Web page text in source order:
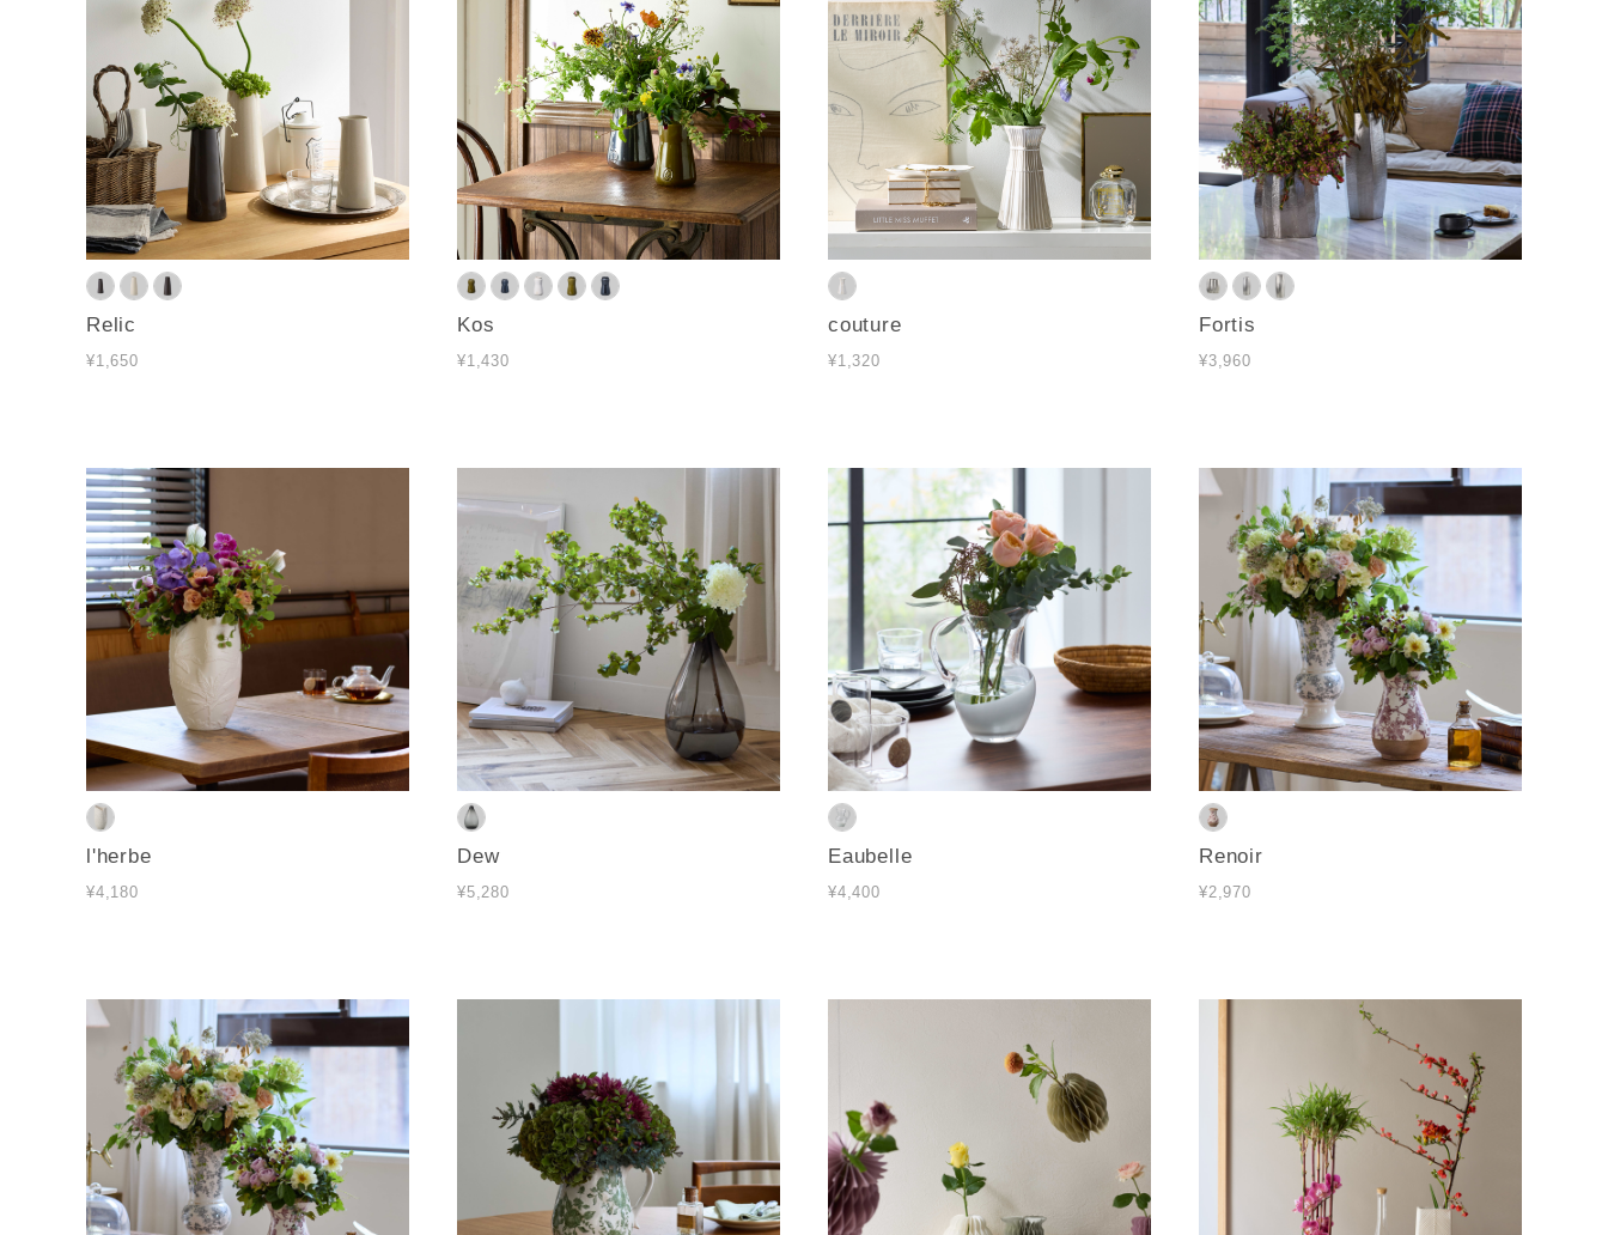
Relic
¥1,650
Kos
¥1,430
couture
¥1,320
Fortis
¥3,960
l'herbe
¥4,180
Dew
¥5,280
Eaubelle
¥4,400
Renoir
¥2,970